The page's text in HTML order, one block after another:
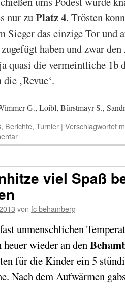
nur zuPlatz 4. Trösten
Sieger das einzige Tor und
haben und zwar den
quasi die vermeintliche 1b
‚Revue‘.
G., Loibl, Bürstmayr S.,
, Berichte, Turnier | Verschlagwortet
viel Spaß
von fc behamberg
unmenschlichen
heuer wieder an den
für die Kinder ein 5
Nach dem Aufwärmen